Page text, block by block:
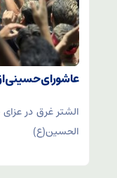
عاشورای حسینی
الشتر غرق در
الحسین(ع)